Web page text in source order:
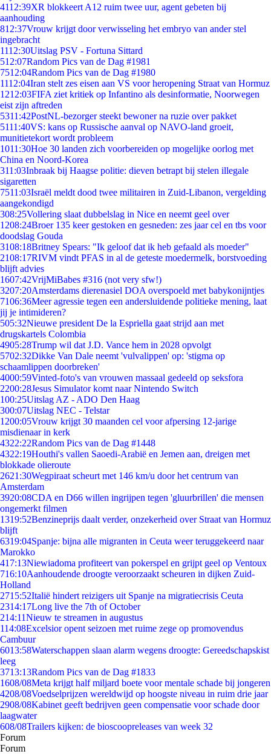
4112:39XR blokkeert A12 ruim twee uur, agent gebeten bij
aanhouding
812:37Vrouw krijgt door verwisseling het embryo van ander stel
ingebracht
1112:30Uitslag PSV - Fortuna Sittard
512:07Random Pics van de Dag #1981
7512:04Random Pics van de Dag #1980
1112:04Iran stelt zes eisen aan VS voor heropening Straat van Hormuz
1212:03FIFA ziet kritiek op Infantino als desinformatie, Noorwegen
eist zijn aftreden
5311:42PostNL-bezorger steekt bewoner na ruzie over pakket
5111:40VS: kans op Russische aanval op NAVO-land groeit,
munitietekort wordt probleem
1011:30Hoe 30 landen zich voorbereiden op mogelijke oorlog met
China en Noord-Korea
311:03Inbraak bij Haagse politie: dieven betrapt bij stelen illegale
sigaretten
7511:03Israël meldt dood twee militairen in Zuid-Libanon, vergelding
aangekondigd
308:25Vollering slaat dubbelslag in Nice en neemt geel over
1208:24Broer 135 keer gestoken en gesneden: zes jaar cel en tbs voor
doodslag Gouda
3108:18Britney Spears: "Ik geloof dat ik heb gefaald als moeder"
2108:17RIVM vindt PFAS in al de geteste moedermelk, borstvoeding
blijft advies
1607:42VrijMiBabes #316 (not very sfw!)
3207:20Amsterdams dierenasiel DOA overspoeld met babykonijntjes
7106:36Meer agressie tegen een andersluidende politieke mening, laat
jij je intimideren?
505:32Nieuwe president De la Espriella gaat strijd aan met
drugskartels Colombia
4905:28Trump wil dat J.D. Vance hem in 2028 opvolgt
5702:32Dikke Van Dale neemt 'vulvalippen' op: 'stigma op
schaamlippen doorbreken'
4000:59Vinted-foto's van vrouwen massaal gedeeld op seksfora
2200:28Jesus Simulator komt naar Nintendo Switch
100:25Uitslag AZ - ADO Den Haag
300:07Uitslag NEC - Telstar
1200:05Vrouw krijgt 30 maanden cel voor afpersing 12-jarige
misdienaar in kerk
4322:22Random Pics van de Dag #1448
4322:19Houthi's vallen Saoedi-Arabië en Jemen aan, dreigen met
blokkade olieroute
2621:30Wegpiraat scheurt met 146 km/u door het centrum van
Amsterdam
3920:08CDA en D66 willen ingrijpen tegen 'gluurbrillen' die mensen
ongemerkt filmen
1319:52Benzineprijs daalt verder, onzekerheid over Straat van Hormuz
blijft
6319:04Spanje: bijna alle migranten in Ceuta weer teruggekeerd naar
Marokko
417:13Niewiadoma profiteert van pokerspel en grijpt geel op Ventoux
716:10Aanhoudende droogte veroorzaakt scheuren in dijken Zuid-
Holland
2715:52Italië hindert reizigers uit Spanje na migratiecrisis Ceuta
2314:17Long live the 7th of October
214:11Nieuw te streamen in augustus
114:08Excelsior opent seizoen met ruime zege op promovendus
Cambuur
6013:58Waterschappen slaan alarm wegens droogte: Gereedschapskist
leeg
3713:13Random Pics van de Dag #1833
1608/08Meta krijgt half miljard boete voor mentale schade bij jongeren
4208/08Voedselprijzen wereldwijd op hoogste niveau in ruim drie jaar
2908/08Kabinet geeft bedrijven geen compensatie voor schade door
laagwater
608/08Trailers kijken: de bioscoopreleases van week 32
Forum
Forum